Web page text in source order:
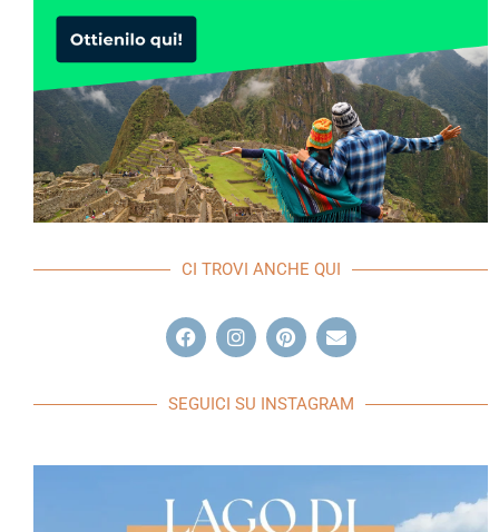
CI TROVI ANCHE QUI
SEGUICI SU INSTAGRAM